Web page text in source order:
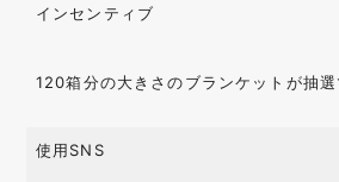
クローズドキャンペ
ン
診断 / 検定
インセンティブ
120箱分の大きさのブランケットが抽
使用SNS